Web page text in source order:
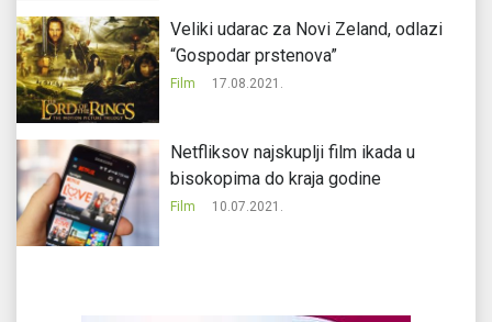
Veliki udarac za Novi Zeland, odlazi
“Gospodar prstenova”
Film 17.08.2021.
Netfliksov najskuplji film ikada u
bisokopima do kraja godine
Film 10.07.2021.